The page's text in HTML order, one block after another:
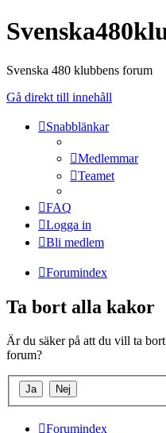
Svenska 480 klubbens forum
Gå direkt till innehåll
Snabblänkar
Medlemmar
Teamet
FAQ
Logga in
Bli medlem
Forumindex
Ta bort alla kakor
Är du säker på att du vill ta
forum?
Forumindex